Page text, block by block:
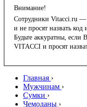
Внимание!
Сотрудники Vitacci.ru —
и не просят назвать код
Будьте аккуратны, если
VITACCI и просят
Главная ›
Мужчинам ›
Сумки ›
Чемоданы ›